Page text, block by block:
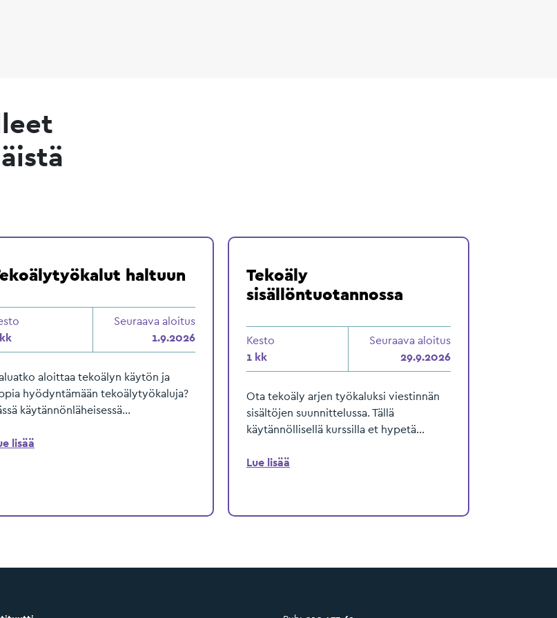
haltuun
Seuraava aloitus
1.9.2026
aloittaa tekoälyn käytön ja
hyödyntämään tekoälytyökaluja?
käytännönläheisessä...
lisää
Tekoäly
sisällöntuotannossa
Kesto
1 kk
Seuraava aloitus
29.9.2026
Ota tekoäly arjen työkaluksi viestinnän
sisältöjen suunnittelussa. Tällä
käytännöllisellä kurssilla et hypetä...
Lue lisää